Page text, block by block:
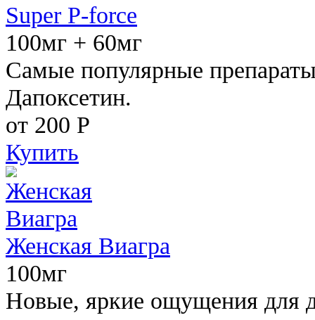
Super P-force
100мг + 60мг
Самые популярные
Дапоксетин.
от 200 Р
Купить
Женская Виагра
100мг
Новые, яркие ощущения для